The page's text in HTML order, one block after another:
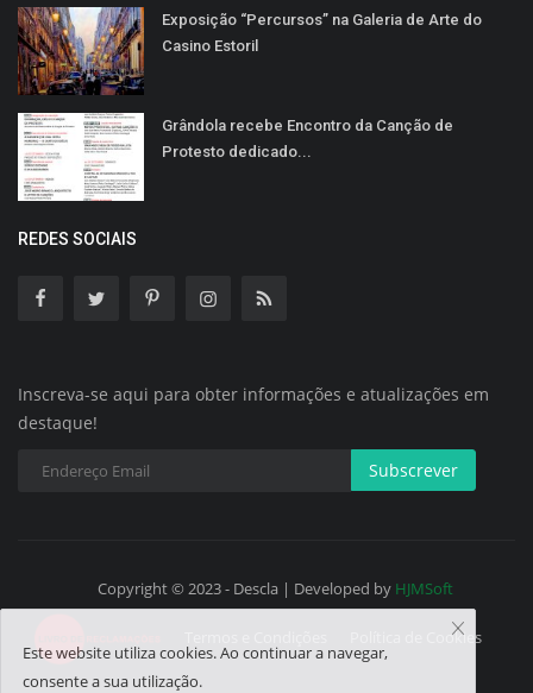
Exposição “Percursos” na Galeria de Arte do
Casino Estoril
Grândola recebe Encontro da Canção de
Protesto dedicado...
REDES SOCIAIS
Inscreva-se aqui para obter informações e atualizações em
destaque!
Subscrever
Copyright © 2023 - Descla | Developed by HJMSoft
Política de Cookies
Este website utiliza cookies. Ao continuar a navegar,
consente a sua utilização.